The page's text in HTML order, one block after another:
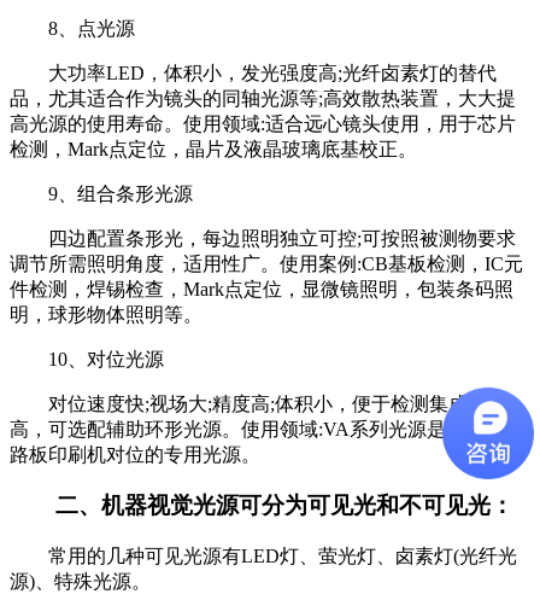
8、点光源
大功率LED，体积小，发光强度高;光纤卤素灯的替代
品，尤其适合作为镜头的同轴光源等;高效散热装置，大大提
高光源的使用寿命。使用领域:适合远心镜头使用，用于芯片
检测，Mark点定位，晶片及液晶玻璃底基校正。
9、组合条形光源
四边配置条形光，每边照明独立可控;可按照被测物要求
调节所需照明角度，适用性广。使用案例:CB基板检测，IC元
件检测，焊锡检查，Mark点定位，显微镜照明，包装条码照
明，球形物体照明等。
10、对位光源
对位速度快;视场大;精度高;体积小，便于检测集成;亮度
高，可选配辅助环形光源。使用领域:VA系列光源是全自动电
路板印刷机对位的专用光源。
二、机器视觉光源可分为可见光和不可见光：
常用的几种可见光源有LED灯、萤光灯、卤素灯(光纤光
源)、特殊光源。